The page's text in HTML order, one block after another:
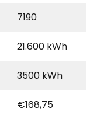
7190
21.600 kWh
3500 kWh
€168,75